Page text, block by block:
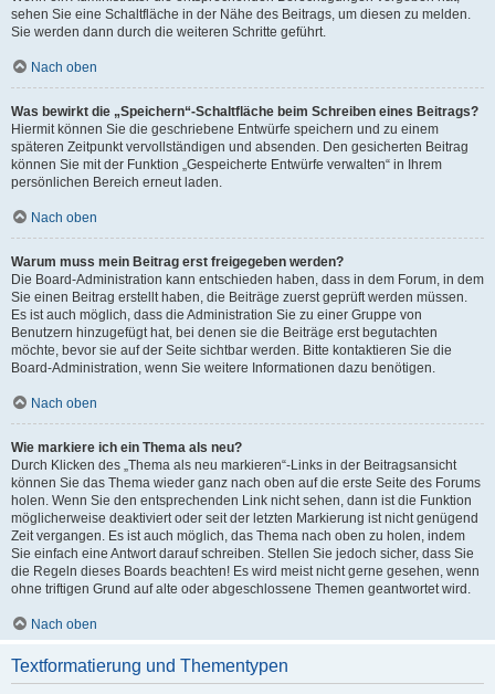
sehen Sie eine Schaltfläche in der Nähe des Beitrags, um diesen zu melden.
Sie werden dann durch die weiteren Schritte geführt.
Nach oben
Was bewirkt die „Speichern“-Schaltfläche beim Schreiben eines Beitrags?
Hiermit können Sie die geschriebene Entwürfe speichern und zu einem
späteren Zeitpunkt vervollständigen und absenden. Den gesicherten Beitrag
können Sie mit der Funktion „Gespeicherte Entwürfe verwalten“ in Ihrem
persönlichen Bereich erneut laden.
Nach oben
Warum muss mein Beitrag erst freigegeben werden?
Die Board-Administration kann entschieden haben, dass in dem Forum, in dem
Sie einen Beitrag erstellt haben, die Beiträge zuerst geprüft werden müssen.
Es ist auch möglich, dass die Administration Sie zu einer Gruppe von
Benutzern hinzugefügt hat, bei denen sie die Beiträge erst begutachten
möchte, bevor sie auf der Seite sichtbar werden. Bitte kontaktieren Sie die
Board-Administration, wenn Sie weitere Informationen dazu benötigen.
Nach oben
Wie markiere ich ein Thema als neu?
Durch Klicken des „Thema als neu markieren“-Links in der Beitragsansicht
können Sie das Thema wieder ganz nach oben auf die erste Seite des Forums
holen. Wenn Sie den entsprechenden Link nicht sehen, dann ist die Funktion
möglicherweise deaktiviert oder seit der letzten Markierung ist nicht genügend
Zeit vergangen. Es ist auch möglich, das Thema nach oben zu holen, indem
Sie einfach eine Antwort darauf schreiben. Stellen Sie jedoch sicher, dass Sie
die Regeln dieses Boards beachten! Es wird meist nicht gerne gesehen, wenn
ohne triftigen Grund auf alte oder abgeschlossene Themen geantwortet wird.
Nach oben
Textformatierung und Thementypen